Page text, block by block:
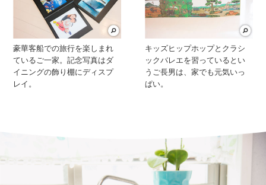
豪華客船での旅行を楽しまれ
ているご一家。記念写真はダ
イニングの飾り棚にディスプ
レイ。
キッズヒップホップとクラシ
ックバレエを習っているとい
うご長男は、家でも元気いっ
ぱい。